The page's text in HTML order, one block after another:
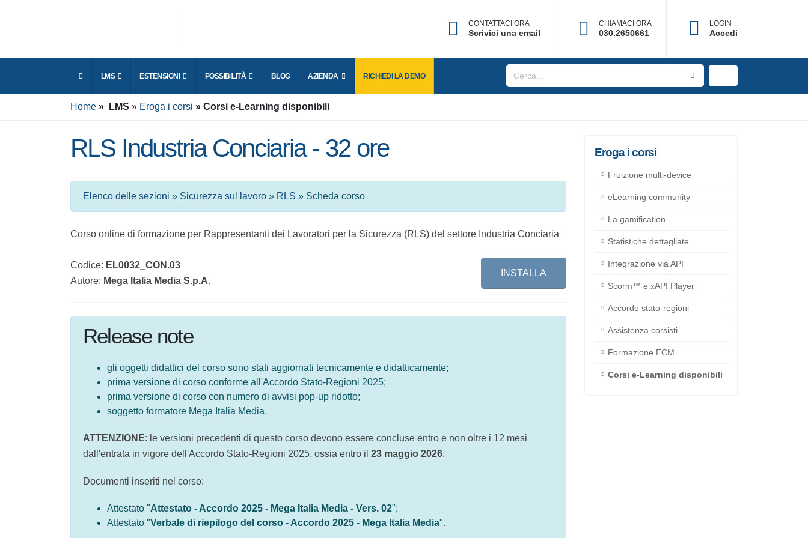
CONTATTACI ORA
Scrivici una email
CHIAMACI ORA
030.2650661
LOGIN
Accedi
LMS ESTENSIONI POSSIBILITÀ BLOG AZIENDA RICHIEDI LADEMO
Home LMS Eroga i corsi Corsi e-Learning disponibili
×
Inserisci l'indirizzo Email associato al tuo account per ricevere
INVIA
RLS Industria Conciaria - 32 ore
Elenco delle sezioni » Sicurezza sul lavoro»RLS » Scheda corso
Corso online di formazione per Rappresentanti dei Lavoratori per la Sicurezza (RLS) del settore Industria
Codice:EL0032_CON.03
INSTALLA
Release note
gli oggetti didattici del corso sono stati aggiornati tecnicamente e didatticamente;
prima versione di corso conforme all'Accordo Stato-Regioni 2025;
prima versione di corso con numero di avvisi pop-up ridotto;
ATTENZIONE: le versioni precedenti di questo corso devono essere concluse entro e non oltre i 12 mesi
Attestato "Attestato - Accordo 2025 - Mega Italia Media - Vers. 02";
Eroga i corsi
Fruizione multi-device
eLearning community
La gamification
Statistiche dettagliate
Integrazione via API
Scorm™ e xAPI Player
Accordo stato-regioni
Assistenza corsisti
Formazione ECM
Corsi e-Learning disponibili